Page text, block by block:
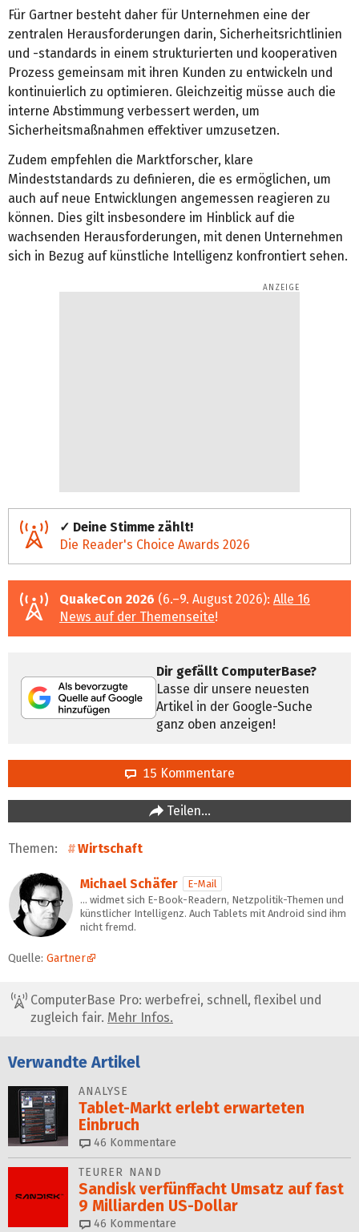
Für Gartner besteht daher für Unternehmen eine der
zentralen Herausforderungen darin, Sicherheitsrichtlinien
und -standards in einem strukturierten und kooperativen
Prozess gemeinsam mit ihren Kunden zu entwickeln und
kontinuierlich zu optimieren. Gleichzeitig müsse auch die
interne Abstimmung verbessert werden, um
Sicherheitsmaßnahmen effektiver umzusetzen.
Zudem empfehlen die Marktforscher, klare
Mindeststandards zu definieren, die es ermöglichen, um
auch auf neue Entwicklungen angemessen reagieren zu
können. Dies gilt insbesondere im Hinblick auf die
wachsenden Herausforderungen, mit denen Unternehmen
sich in Bezug auf künstliche Intelligenz konfrontiert sehen.
✓ Deine Stimme zählt!
Die Reader's Choice Awards 2026
QuakeCon 2026 (6.–9. August 2026): Alle 16
News auf der Themenseite!
Dir gefällt ComputerBase?
Lasse dir unsere neuesten
Artikel in der Google-Suche
ganz oben anzeigen!
15 Kommentare
Teilen…
Themen: Wirtschaft
Michael Schäfer
E-Mail
… widmet sich E-Book-Readern, Netzpolitik-Themen und
künstlicher Intelligenz. Auch Tablets mit Android sind ihm
nicht fremd.
Quelle: Gartner
ComputerBase Pro: werbefrei, schnell, flexibel und
zugleich fair. Mehr Infos.
Verwandte Artikel
ANALYSE
Tablet-Markt erlebt erwarteten
Einbruch
46 Kommentare
TEURER NAND
Sandisk verfünffacht Umsatz auf fast
9 Milliarden US-Dollar
46 Kommentare